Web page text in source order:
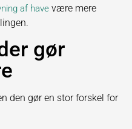
af have være mere
gør
den gør en stor forskel for